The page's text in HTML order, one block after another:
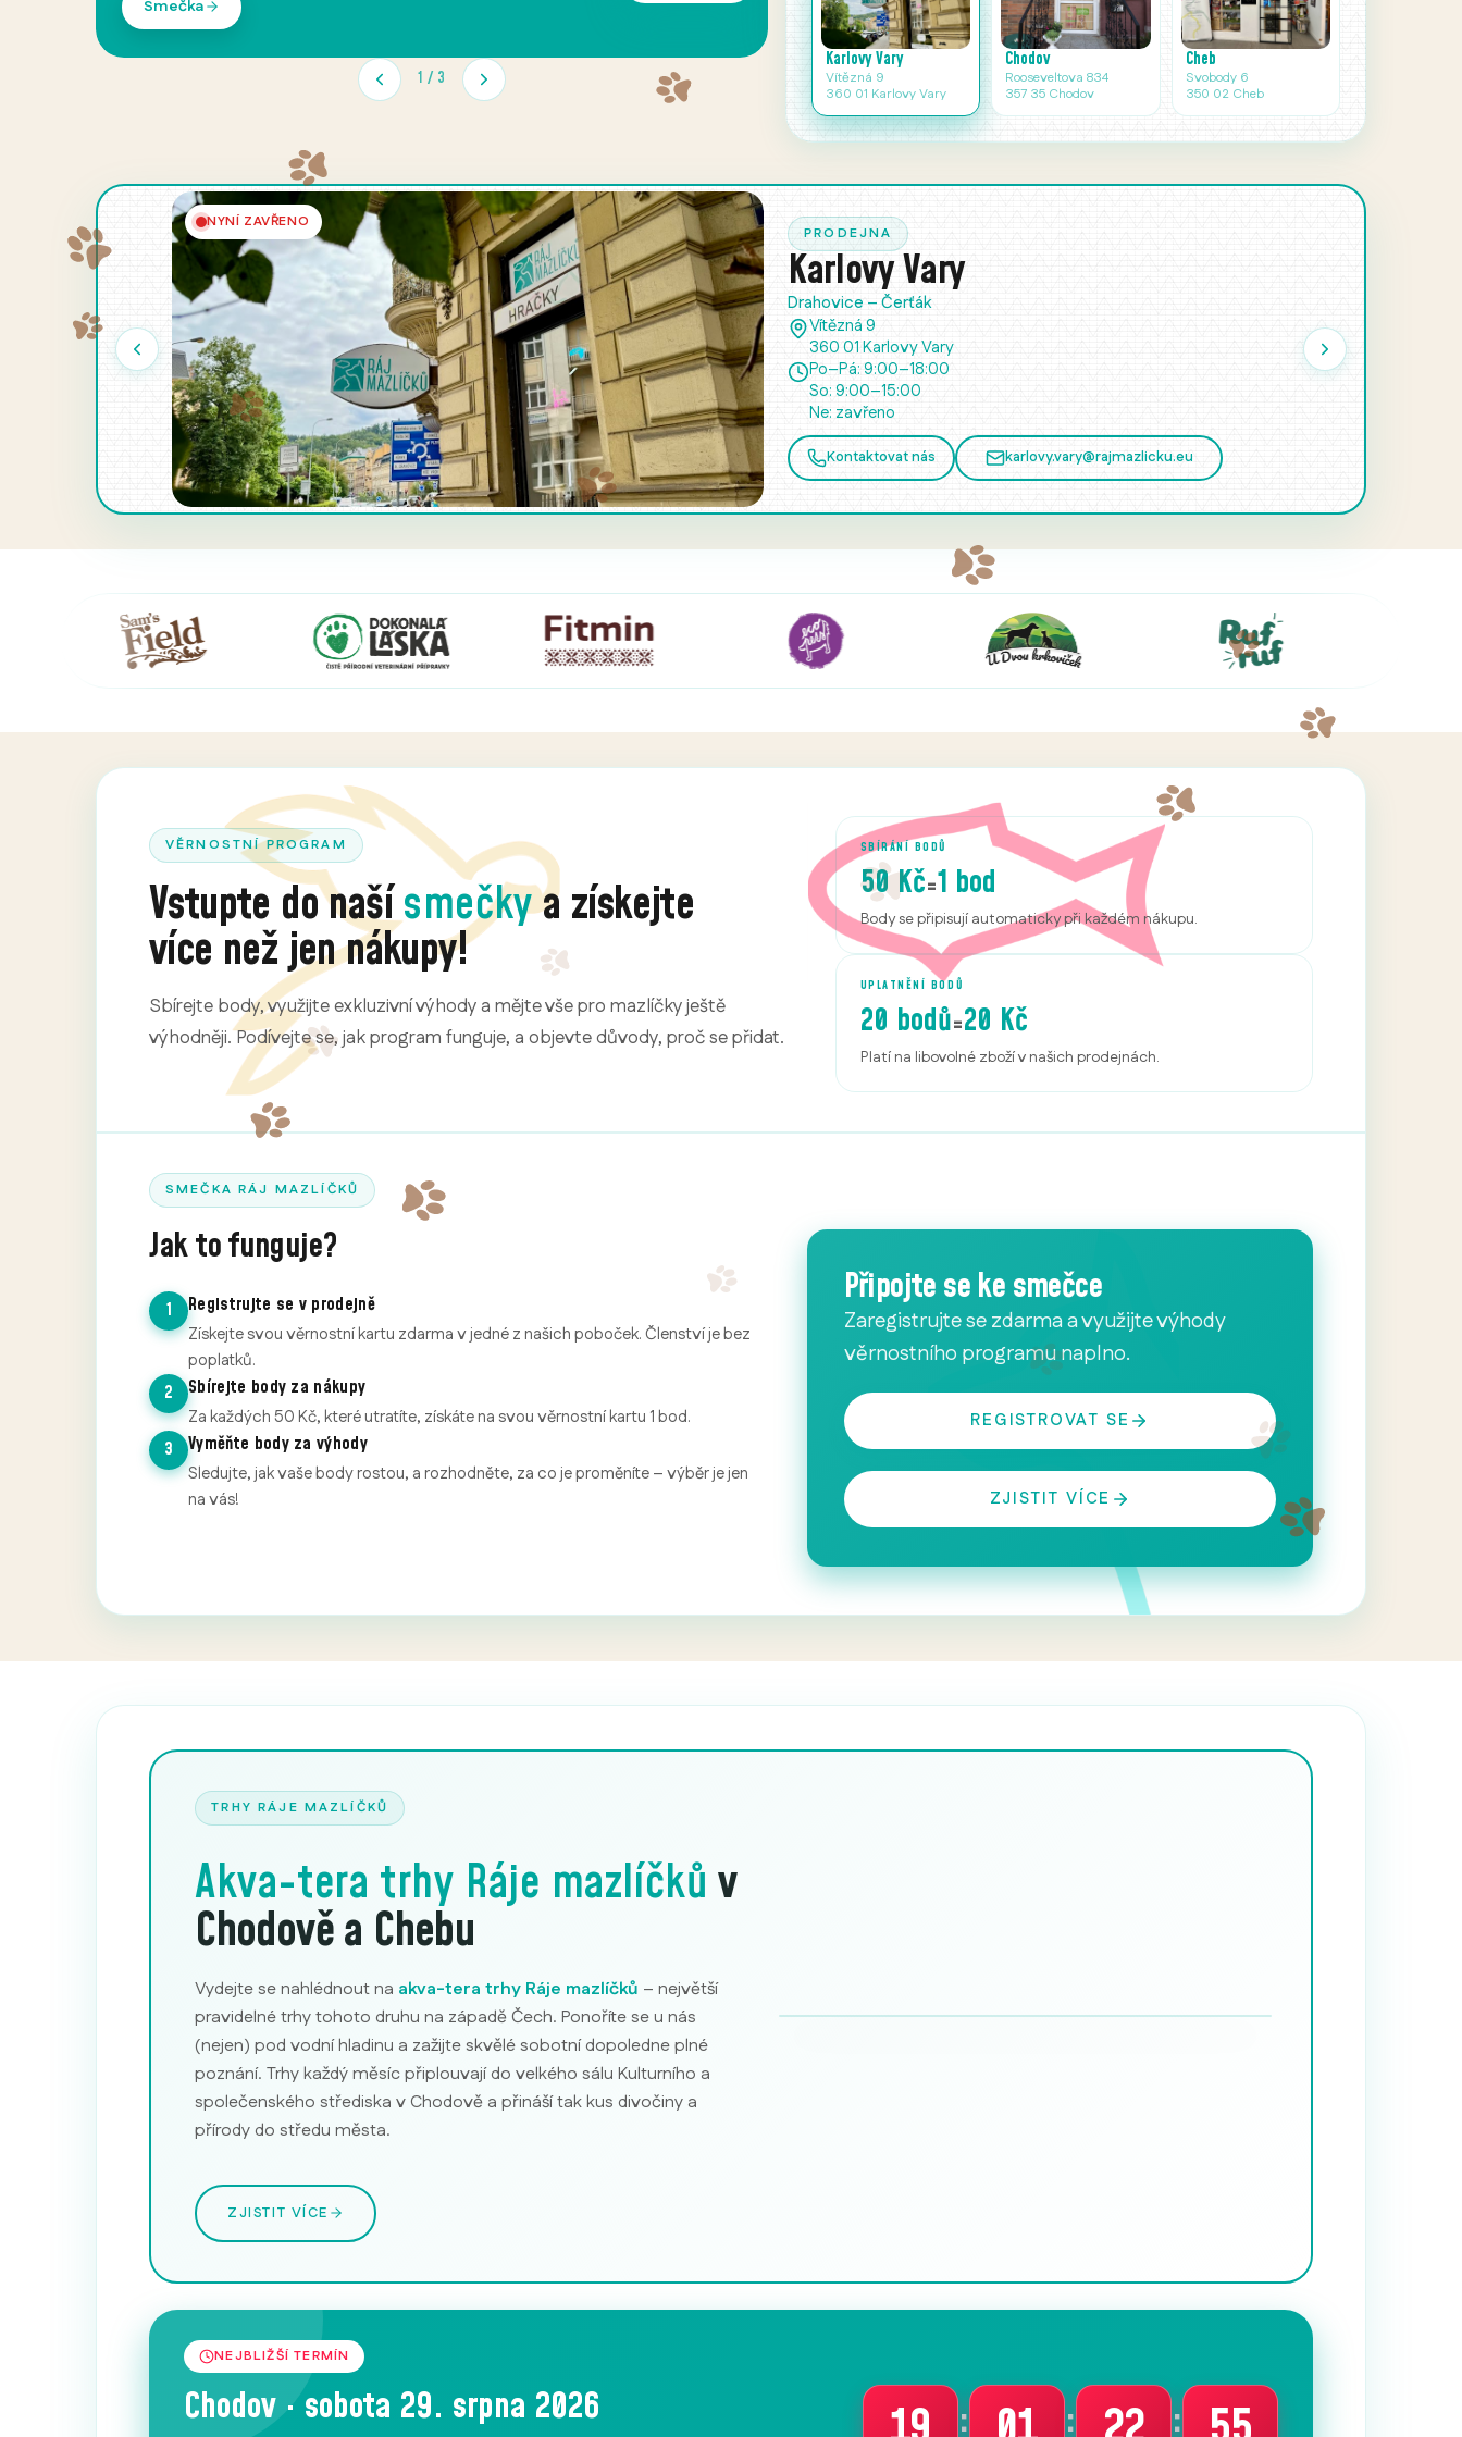
Trhy Ráje mazlíčků Naše prodejny
2 /3
Karlovy Vary
Vítězná 9
360 01 Karlovy Vary
Chodov
Rooseveltova 834
357 35 Chodov
Cheb
Svobody 6
350 02 Cheb
NYNÍ ZAVŘENO
PRODEJNA
Karlovy Vary
Drahovice – Čerťák
Vítězná 9
360 01 Karlovy Vary
Po–Pá: 9:00–18:00
So: 9:00–15:00
Ne: zavřeno
Kontaktovat nás karlovy.vary@rajmazlicku.eu
VĚRNOSTNÍ PROGRAM
Vstupte do našísmečkya získejte
více než jen nákupy!
Sbírejte body, využijte exkluzivní výhody a mějte vše pro mazlíčky ještě
výhodněji. Podívejte se, jak program funguje, a objevte důvody, proč se přidat.
SBÍRÁNÍ BODŮ
50 Kč=1 bod
Body se připisují automaticky při každém nákupu.
UPLATNĚNÍ BODŮ
20 bodů=20 Kč
Platí na libovolné zboží v našich prodejnách.
SMEČKA RÁJ MAZLÍČKŮ
Jak to funguje?
1 Registrujte se v prodejně
Získejte svou věrnostní kartu zdarma v jedné z našich poboček. Členství je bez
poplatků.
2
Sbírejte body za nákupy
Za každých 50 Kč, které utratíte, získáte na svou věrnostní kartu 1 bod.
3
Vyměňte body za výhody
Sledujte, jak vaše body rostou, a rozhodněte, za co je proměníte – výběr je jen
na vás!
Připojte se ke smečce
Zaregistrujte se zdarma a využijte výhody
věrnostního programu naplno.
REGISTROVAT SE
ZJISTIT VÍCE
TRHY RÁJE MAZLÍČKŮ
Akva-tera trhy Ráje mazlíčků v
Chodově a Chebu
Vydejte se nahlédnout na akva-tera trhy Ráje mazlíčků – největší
pravidelné trhy tohoto druhu na západě Čech. Ponoříte se u nás
(nejen) pod vodní hladinu a zažijte skvělé sobotní dopoledne plné
poznání. Trhy každý měsíc připlouvají do velkého sálu Kulturního a
společenského střediska v Chodově a přináší tak kus divočiny a
přírody do středu města.
ZJISTIT VÍCE
NEJBLIŽŠÍ TERMÍN
Chodov · sobota 29. srpna 2026 : : :